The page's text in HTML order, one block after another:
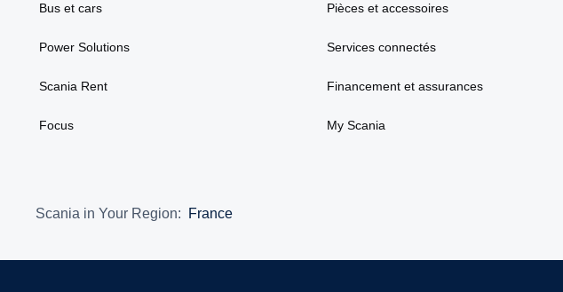
Bus et cars
Power Solutions
Scania Rent
Focus
Pièces et accessoires
Services connectés
Financement et assurances
My Scania
Scania in Your Region: France